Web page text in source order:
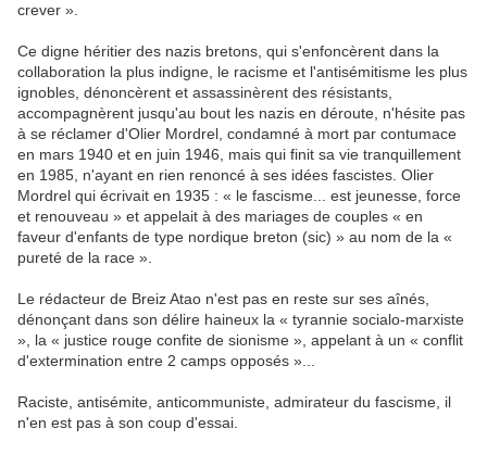
crever ».
Ce digne héritier des nazis bretons, qui s'enfoncèrent dans la
collaboration la plus indigne, le racisme et l'antisémitisme les plus
ignobles, dénoncèrent et assassinèrent des résistants,
accompagnèrent jusqu'au bout les nazis en déroute, n'hésite pas
à se réclamer d'Olier Mordrel, condamné à mort par contumace
en mars 1940 et en juin 1946, mais qui finit sa vie tranquillement
en 1985, n'ayant en rien renoncé à ses idées fascistes. Olier
Mordrel qui écrivait en 1935 : « le fascisme... est jeunesse, force
et renouveau » et appelait à des mariages de couples « en
faveur d'enfants de type nordique breton (sic) » au nom de la «
pureté de la race ».
Le rédacteur de Breiz Atao n'est pas en reste sur ses aînés,
dénonçant dans son délire haineux la « tyrannie socialo-marxiste
», la « justice rouge confite de sionisme », appelant à un « conflit
d'extermination entre 2 camps opposés »...
Raciste, antisémite, anticommuniste, admirateur du fascisme, il
n'en est pas à son coup d'essai.